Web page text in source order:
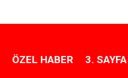
ÖZEL HABER 3. SAYFA